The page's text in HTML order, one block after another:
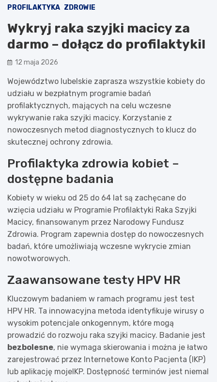
PROFILAKTYKA ZDROWIE
Wykryj raka szyjki macicy za
darmo – dołącz do profilaktyki!
12 maja 2026
Województwo lubelskie zaprasza wszystkie kobiety do
udziału w bezpłatnym programie badań
profilaktycznych, mających na celu wczesne
wykrywanie raka szyjki macicy. Korzystanie z
nowoczesnych metod diagnostycznych to klucz do
skutecznej ochrony zdrowia.
Profilaktyka zdrowia kobiet –
dostępne badania
Kobiety w wieku od 25 do 64 lat są zachęcane do
wzięcia udziału w Programie Profilaktyki Raka Szyjki
Macicy, finansowanym przez Narodowy Fundusz
Zdrowia. Program zapewnia dostęp do nowoczesnych
badań, które umożliwiają wczesne wykrycie zmian
nowotworowych.
Zaawansowane testy HPV HR
Kluczowym badaniem w ramach programu jest test
HPV HR. Ta innowacyjna metoda identyfikuje wirusy o
wysokim potencjale onkogennym, które mogą
prowadzić do rozwoju raka szyjki macicy. Badanie jest
bezbolesne, nie wymaga skierowania i można je łatwo
zarejestrować przez Internetowe Konto Pacjenta (IKP)
lub aplikację mojeIKP. Dostępność terminów jest niemal